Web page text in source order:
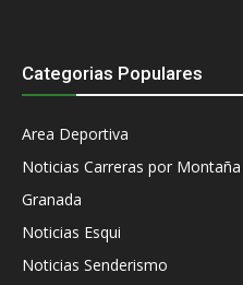
Categorias Populares
Area Deportiva
Noticias Carreras por Montaña
Granada
Noticias Esqui
Noticias Senderismo